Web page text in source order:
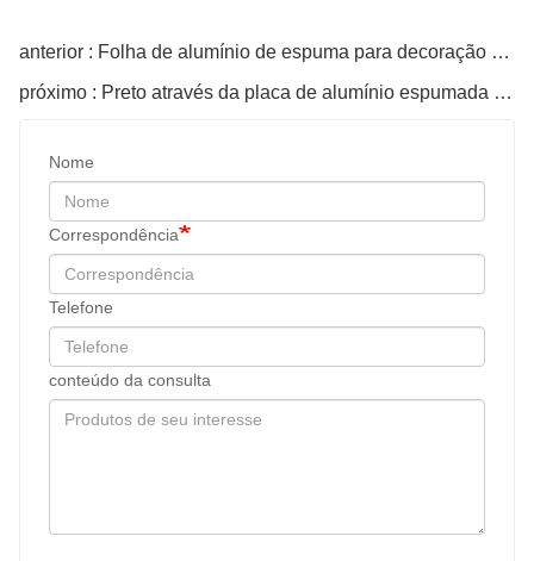
anterior : Folha de alumínio de espuma para decoração de casa
próximo : Preto através da placa de alumínio espumada leve para decoração de construção
Nome
Correspondência
Telefone
conteúdo da consulta